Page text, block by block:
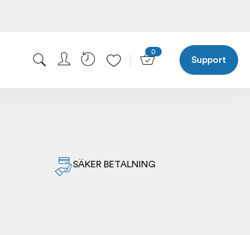
0
Support
SÄKER BETALNING